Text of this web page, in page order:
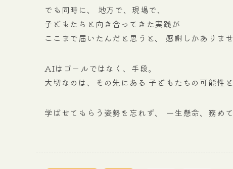
でも同時に、 地方で、現場で、
子どもたちと向き合ってきた実践が
ここまで届いたんだと思うと、 感謝しかありませ
AIはゴールではなく、手段。
大切なのは、その先にある 子どもたちの可能性と
学ばせてもらう姿勢を忘れず、 一生懸命、務めて